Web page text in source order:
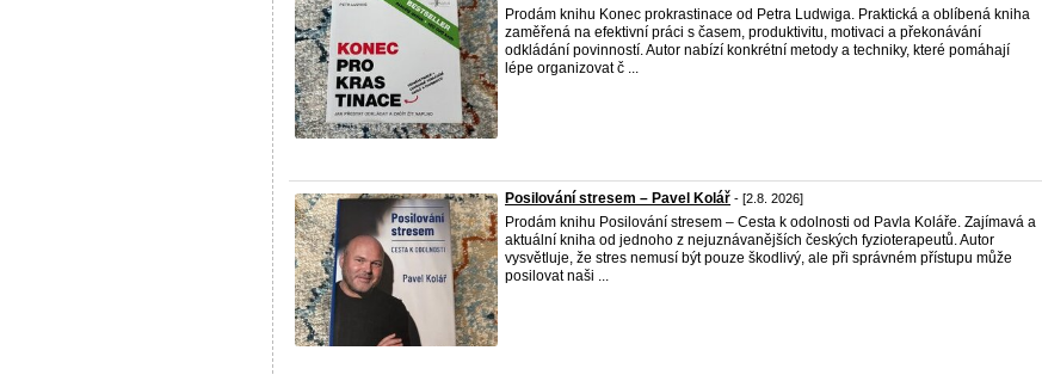
Prodám knihu Konec prokrastinace od Petra Ludwiga. Praktická a oblíbená kniha
zaměřená na efektivní práci s časem, produktivitu, motivaci a překonávání
odkládání povinností. Autor nabízí konkrétní metody a techniky, které pomáhají
lépe organizovat č ...
Posilování stresem – Pavel Kolář - [2.8. 2026]
Prodám knihu Posilování stresem – Cesta k odolnosti od Pavla Koláře. Zajímavá a
aktuální kniha od jednoho z nejuznávanějších českých fyzioterapeutů. Autor
vysvětluje, že stres nemusí být pouze škodlivý, ale při správném přístupu může
posilovat naši ...